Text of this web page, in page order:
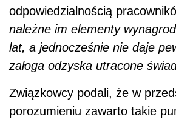
odpowiedzialnością
należne im elementy
lat, a jednocześnie nie daje
załoga odzyska utracone
Związkowcy podali, że w
porozumieniu zawarto takie